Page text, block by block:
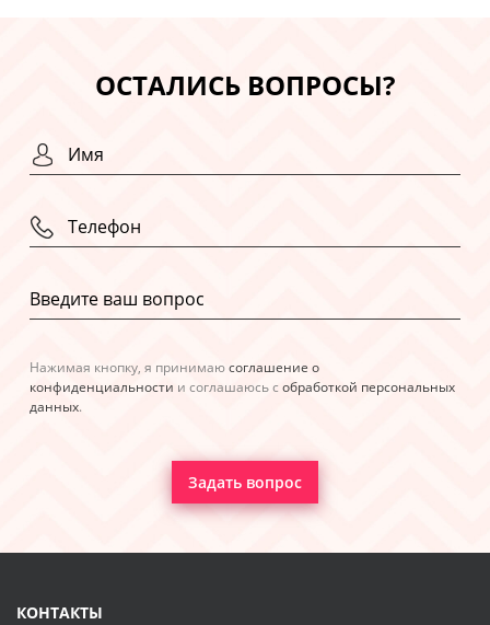
ОСТАЛИСЬ ВОПРОСЫ?
Нажимая кнопку, я принимаюсоглашение о
конфиденциальности и соглашаюсь с обработкой персональных
данных.
Задать вопрос
КОНТАКТЫ